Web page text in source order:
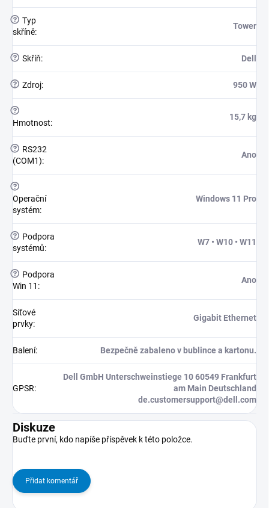
? Typ
skříně:
Tower
? Skříň: Dell
? Zdroj: 950 W
?
Hmotnost:
15,7 kg
?
RS232
(COM1):
Ano
?
Operační
systém:
Windows 11 Pro
?
Podpora
systémů:
W7 • W10 • W11
?
Podpora
Win 11 :
Ano
Síťové
prvky:
Gigabit Ethernet
Balení: Bezpečně zabaleno v bublince a kartonu.
GPSR:
Dell GmbH Unterschweinstiege 10 60549 Frankfurt
am Main Deutschland
de.customersupport@dell.com
Diskuze
Buďte první, kdo napíše příspěvek k této položce.
Přidat komentář